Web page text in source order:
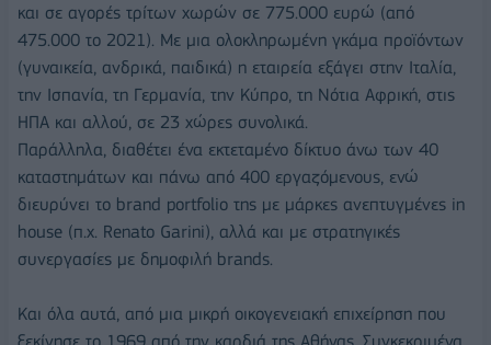
και σε αγορές τρίτων χωρών σε 775.000 ευρώ (από
475.000 το 2021). Με μια ολοκληρωμένη γκάμα προϊόντων
(γυναικεία, ανδρικά, παιδικά) η εταιρεία εξάγει στην Ιταλία,
την Ισπανία, τη Γερμανία, την Κύπρο, τη Νότια Αφρική, στις
ΗΠΑ και αλλού, σε 23 χώρες συνολικά.
Παράλληλα, διαθέτει ένα εκτεταμένο δίκτυο άνω των 40
καταστημάτων και πάνω από 400 εργαζόμενους, ενώ
διευρύνει το brand portfolio της με μάρκες ανεπτυγμένες in
house (π.χ. Renato Garini), αλλά και με στρατηγικές
συνεργασίες με δημοφιλή brands.
Και όλα αυτά, από μια μικρή οικογενειακή επιχείρηση που